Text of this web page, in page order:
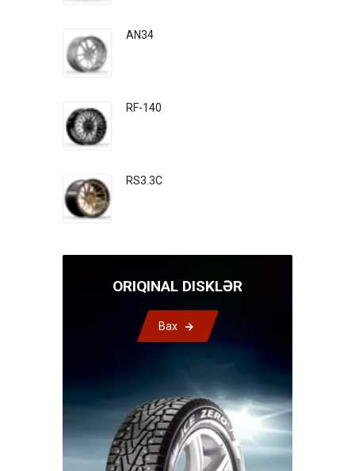
AN34
RF-140
RS3.3C
ORIQINAL DISKLƏR
Bax